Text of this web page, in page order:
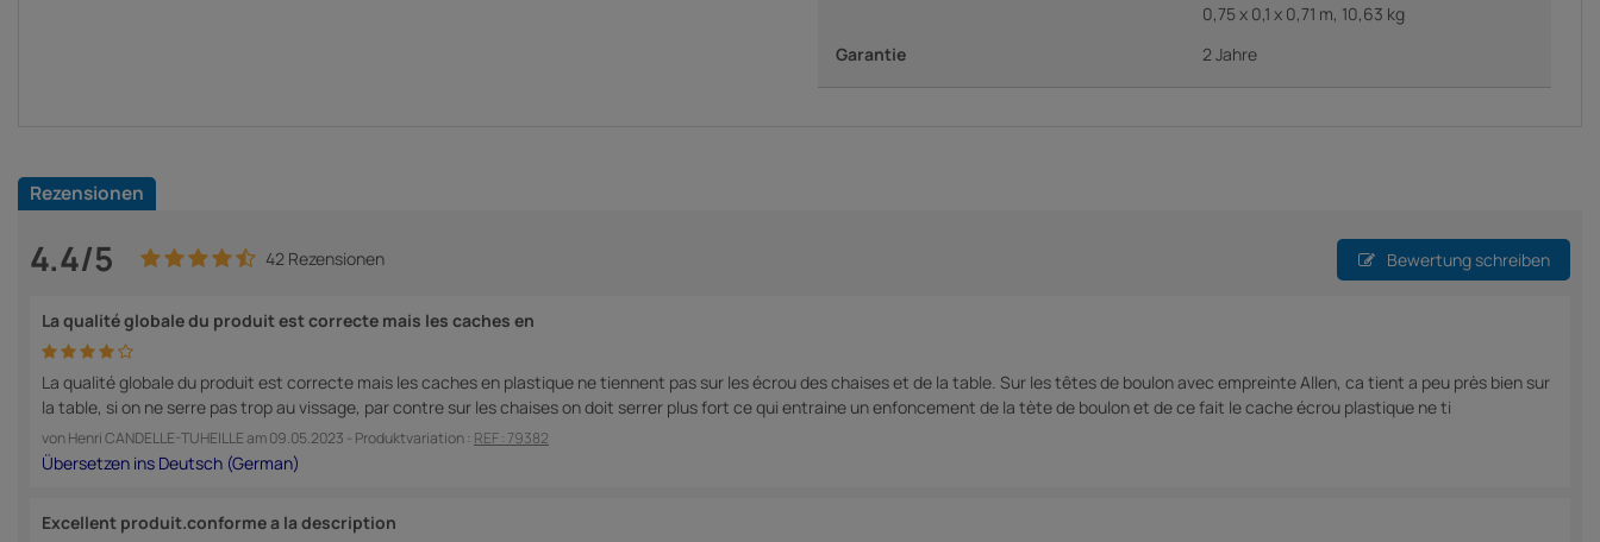
0,75 x 0,1 x 0,71 m, 10,63 kg
Garantie
2 Jahre
Rezensionen
4.4/5 42 Rezensionen Bewertung schreiben
La qualité globale du produit est correcte mais les caches en
La qualité globale du produit est correcte mais les caches en plastique ne tiennent pas sur les écrou des chaises et de la table. Sur les têtes de boulon avec empreinte Allen, ca tient a peu près bien sur
la table, si on ne serre pas trop au vissage, par contre sur les chaises on doit serrer plus fort ce qui entraine un enfoncement de la tète de boulon et de ce fait le cache écrou plastique ne ti
vonHenri CANDELLE-TUHEILLEam09.05.2023 - Produktvariation : REF : 79382
Excellent produit.conforme a la description